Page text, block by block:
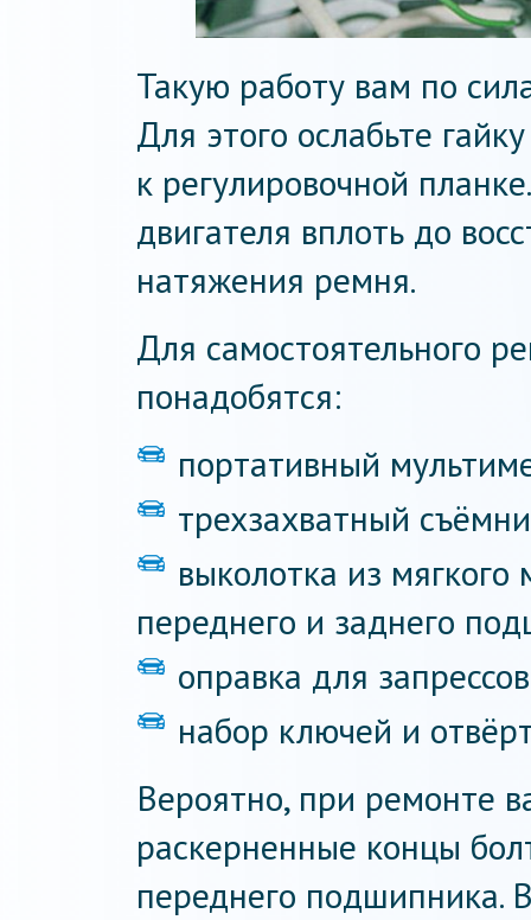
Такую работу вам по
Для этого ослабьте
к регулировочной
двигателя вплоть до
натяжения ремня.
Для самостоятельного
понадобятся:
портативный
трехзахватный
выколотка из
переднего и заднего
оправка для
набор ключей и
Вероятно, при ремонте
раскерненные концы
переднего подшипника.